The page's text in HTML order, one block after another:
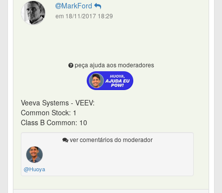
MarkFord
em 18/11/2017 18:29
peça ajuda aos moderadores
Veeva Systems - VEEV:
Common Stock: 1
Class B Common: 10
ver comentários do moderador
@Huoya